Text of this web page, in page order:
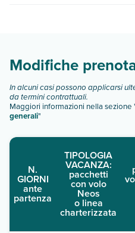
Modifiche
In alcuni casi possono applicarsi
da termini contrattuali.
Maggiori informazioni nella sezione
generali"
N.
GIORNI
ante
partenza
TIPOLOGIA
VACANZA:
pacchetti
con volo
Neos
o linea
charterizzata